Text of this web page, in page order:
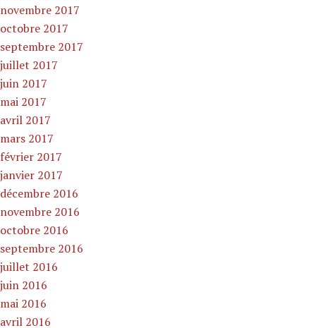
novembre 2017
octobre 2017
septembre 2017
juillet 2017
juin 2017
mai 2017
avril 2017
mars 2017
février 2017
janvier 2017
décembre 2016
novembre 2016
octobre 2016
septembre 2016
juillet 2016
juin 2016
mai 2016
avril 2016